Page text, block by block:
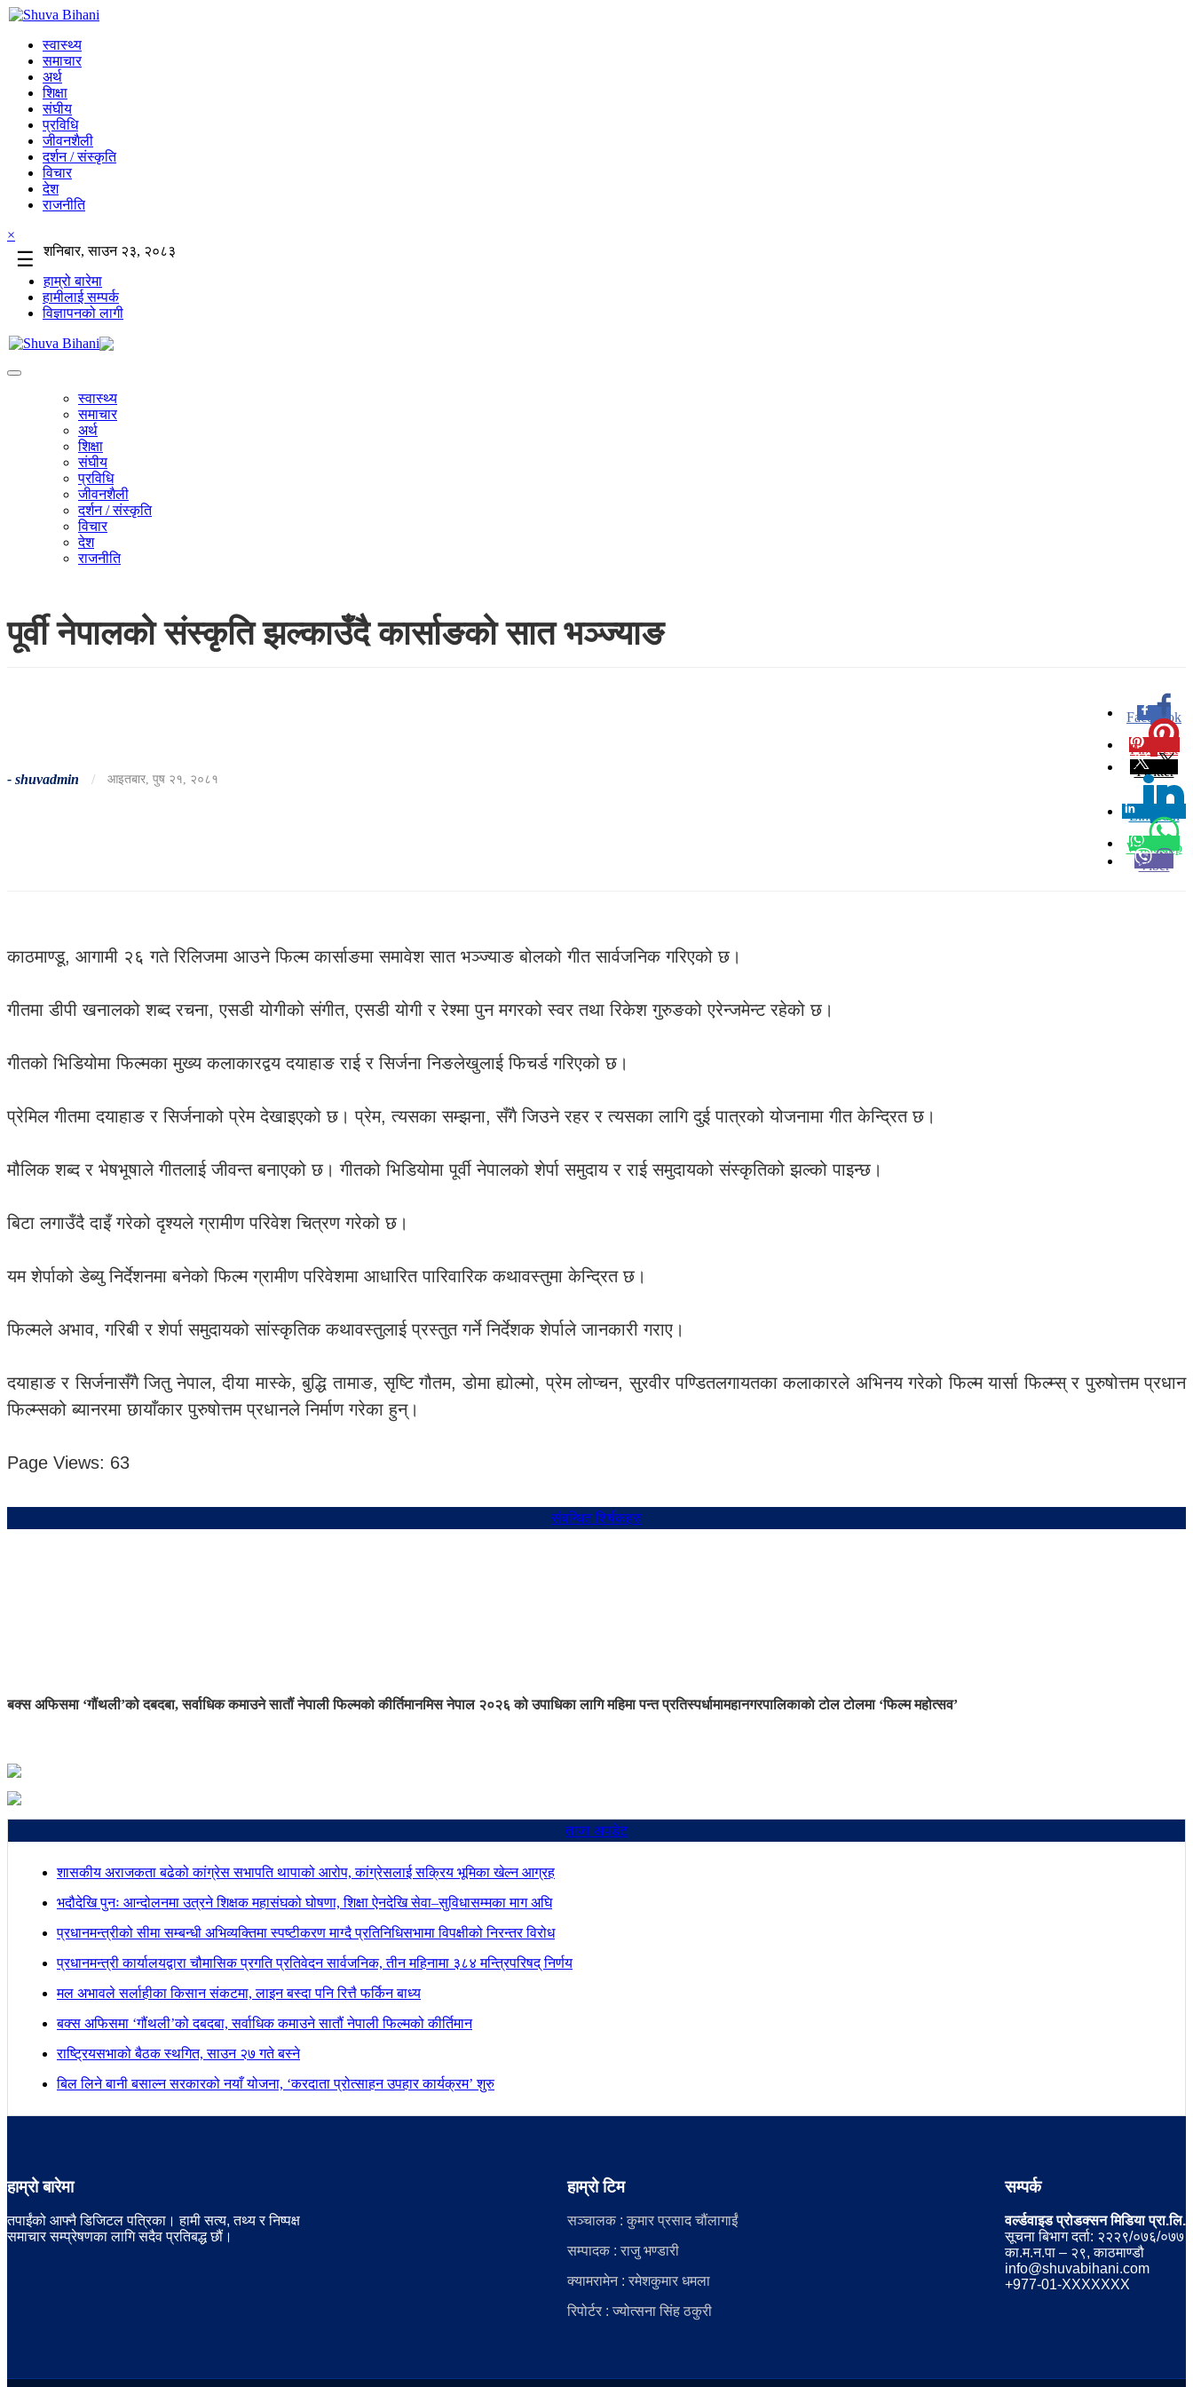
स्वास्थ्य
समाचार
अर्थ
शिक्षा
संघीय
प्रविधि
जीवनशैली
दर्शन / संस्कृति
विचार
देश
राजनीति
×
☰
शनिबार, साउन २३, २०८३
हाम्रो बारेमा
हामीलाई सम्पर्क
विज्ञापनको लागी
स्वास्थ्य
समाचार
अर्थ
शिक्षा
संघीय
प्रविधि
जीवनशैली
दर्शन / संस्कृति
विचार
देश
राजनीति
पूर्वी नेपालको संस्कृति झल्काउँदै कार्साङको सात भञ्ज्याङ
- shuvadmin / आइतबार, पुष २१, २०८१
Facebook
0
Pinterest
Twitter
Linkedin
0
Whatsapp
Viber
काठमाण्डू, आगामी २६ गते रिलिजमा आउने फिल्म कार्साङमा समावेश सात भञ्ज्याङ बोलको गीत सार्वजनिक गरिएको छ।
गीतमा डीपी खनालको शब्द रचना, एसडी योगीको संगीत, एसडी योगी र रेश्मा पुन मगरको स्वर तथा रिकेश गुरुङको एरेन्जमेन्ट रहेको छ।
गीतको भिडियोमा फिल्मका मुख्य कलाकारद्वय दयाहाङ राई र सिर्जना निङलेखुलाई फिचर्ड गरिएको छ।
प्रेमिल गीतमा दयाहाङ र सिर्जनाको प्रेम देखाइएको छ। प्रेम, त्यसका सम्झना, सँगै जिउने रहर र त्यसका लागि दुई पात्रको योजनामा गीत केन्द्रित छ।
मौलिक शब्द र भेषभूषाले गीतलाई जीवन्त बनाएको छ। गीतको भिडियोमा पूर्वी नेपालको शेर्पा समुदाय र राई समुदायको संस्कृतिको झल्को पाइन्छ।
बिटा लगाउँदै दाइँ गरेको दृश्यले ग्रामीण परिवेश चित्रण गरेको छ।
यम शेर्पाको डेब्यु निर्देशनमा बनेको फिल्म ग्रामीण परिवेशमा आधारित पारिवारिक कथावस्तुमा केन्द्रित छ।
फिल्मले अभाव, गरिबी र शेर्पा समुदायको सांस्कृतिक कथावस्तुलाई प्रस्तुत गर्ने निर्देशक शेर्पाले जानकारी गराए।
दयाहाङ र सिर्जनासँगै जितु नेपाल, दीया मास्के, बुद्धि तामाङ, सृष्टि गौतम, डोमा ह्योल्मो, प्रेम लोप्चन, सुरवीर पण्डितलगायतका कलाकारले अभिनय गरेको फिल्म यार्सा फिल्म्स् र पुरुषोत्तम प्रधान
फिल्म्सको ब्यानरमा छायाँकार पुरुषोत्तम प्रधानले निर्माण गरेका हुन्।
Page Views: 63
संबन्धित शिर्षकहरु
बक्स अफिसमा ‘गौंथली’को दबदबा, सर्वाधिक कमाउने सातौं नेपाली फिल्मको कीर्तिमानमिस नेपाल २०२६ को उपाधिका लागि महिमा पन्त प्रतिस्पर्धामामहानगरपालिकाकाे टोल टोलमा ‘फिल्म महोत्सव’
ताजा अपडेट
शासकीय अराजकता बढेको कांग्रेस सभापति थापाको आरोप, कांग्रेसलाई सक्रिय भूमिका खेल्न आग्रह
भदौदेखि पुनः आन्दोलनमा उत्रने शिक्षक महासंघको घोषणा, शिक्षा ऐनदेखि सेवा–सुविधासम्मका माग अघि
प्रधानमन्त्रीको सीमा सम्बन्धी अभिव्यक्तिमा स्पष्टीकरण माग्दै प्रतिनिधिसभामा विपक्षीको निरन्तर विरोध
प्रधानमन्त्री कार्यालयद्वारा चौमासिक प्रगति प्रतिवेदन सार्वजनिक, तीन महिनामा ३८४ मन्त्रिपरिषद् निर्णय
मल अभावले सर्लाहीका किसान संकटमा, लाइन बस्दा पनि रित्तै फर्किन बाध्य
बक्स अफिसमा ‘गौंथली’को दबदबा, सर्वाधिक कमाउने सातौं नेपाली फिल्मको कीर्तिमान
राष्ट्रियसभाको बैठक स्थगित, साउन २७ गते बस्ने
बिल लिने बानी बसाल्न सरकारको नयाँ योजना, ‘करदाता प्रोत्साहन उपहार कार्यक्रम’ शुरु
हाम्रो बारेमा
तपाईंको आफ्नै डिजिटल पत्रिका। हामी सत्य, तथ्य र निष्पक्ष
समाचार सम्प्रेषणका लागि सदैव प्रतिबद्ध छौं।
हाम्रो टिम
सञ्चालक : कुमार प्रसाद चौंलागाईं
सम्पादक : राजु भण्डारी
क्यामरामेन : रमेशकुमार धमला
रिपोर्टर : ज्योत्सना सिंह ठकुरी
सम्पर्क
वर्ल्डवाइड प्रोडक्सन मिडिया प्रा.लि.
सूचना बिभाग दर्ता: २२२९/०७६/०७७
का.म.न.पा – २९, काठमाण्डौ
info@shuvabihani.com
+977-01-XXXXXXX